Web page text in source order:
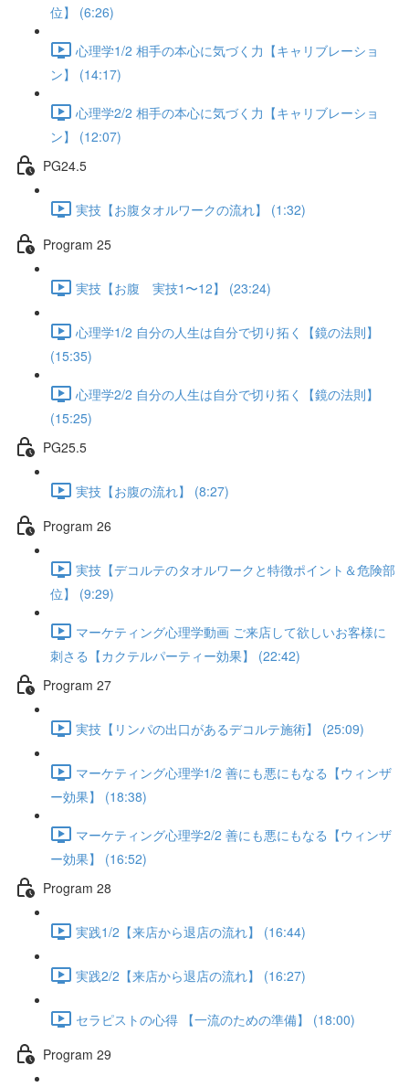
位】 (6:26)
心理学1/2 相手の本心に気づく力【キャリブレーショ
ン】 (14:17)
心理学2/2 相手の本心に気づく力【キャリブレーショ
ン】 (12:07)
PG24.5
実技【お腹タオルワークの流れ】 (1:32)
Program 25
実技【お腹 実技1〜12】 (23:24)
心理学1/2 自分の人生は自分で切り拓く【鏡の法則】
(15:35)
心理学2/2 自分の人生は自分で切り拓く【鏡の法則】
(15:25)
PG25.5
実技【お腹の流れ】 (8:27)
Program 26
実技【デコルテのタオルワークと特徴ポイント＆危険部
位】 (9:29)
マーケティング心理学動画 ご来店して欲しいお客様に
刺さる【カクテルパーティー効果】 (22:42)
Program 27
実技【リンパの出口があるデコルテ施術】 (25:09)
マーケティング心理学1/2 善にも悪にもなる【ウィンザ
ー効果】 (18:38)
マーケティング心理学2/2 善にも悪にもなる【ウィンザ
ー効果】 (16:52)
Program 28
実践1/2【来店から退店の流れ】 (16:44)
実践2/2【来店から退店の流れ】 (16:27)
セラピストの心得 【一流のための準備】 (18:00)
Program 29